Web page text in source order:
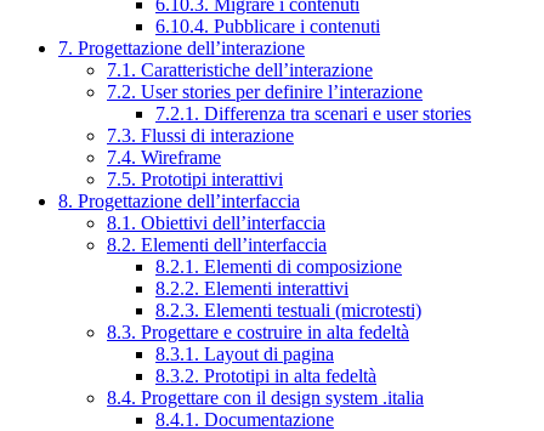
6.10.4. Pubblicare i contenuti
7. Progettazione dell’interazione
7.1. Caratteristiche dell’interazione
7.2. User stories per definire l’interazione
7.2.1. Differenza tra scenari e user stories
7.3. Flussi di interazione
7.4. Wireframe
7.5. Prototipi interattivi
8. Progettazione dell’interfaccia
8.1. Obiettivi dell’interfaccia
8.2. Elementi dell’interfaccia
8.2.1. Elementi di composizione
8.2.2. Elementi interattivi
8.2.3. Elementi testuali (microtesti)
8.3. Progettare e costruire in alta fedeltà
8.3.1. Layout di pagina
8.3.2. Prototipi in alta fedeltà
8.4. Progettare con il design system .italia
8.4.1. Documentazione